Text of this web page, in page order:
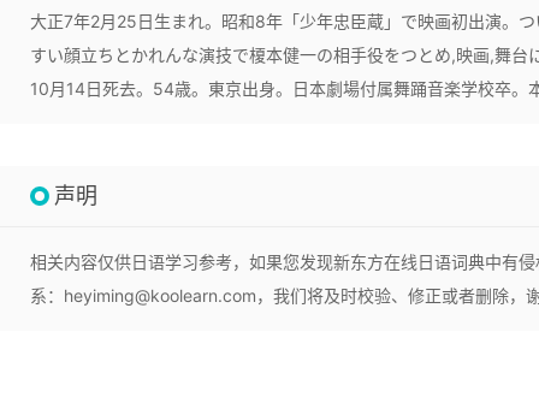
大正7年2月25日生まれ。昭和8年「少年忠臣蔵」で映画初出演。
すい顔立ちとかれんな演技で榎本健一の相手役をつとめ,映画,舞
10月14日死去。54歳。東京出身。日本劇場付属舞踊音楽学校卒。
声明
相关内容仅供日语学习参考，如果您发现新东方在线日语词典中有
系：heyiming@koolearn.com，我们将及时校验、修正或者删除，